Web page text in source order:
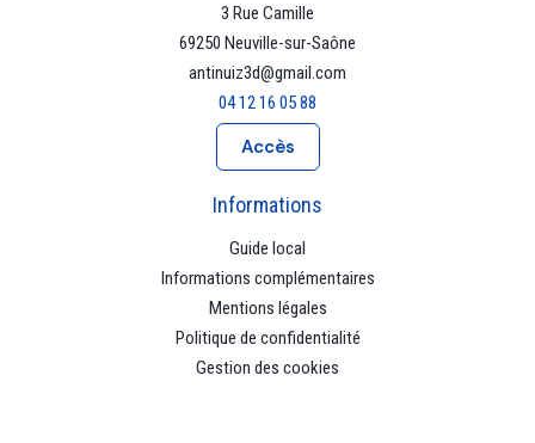
3 Rue Camille
69250 Neuville-sur-Saône
antinuiz3d@gmail.com
04 12 16 05 88
Accès
Informations
Guide local
Informations complémentaires
Mentions légales
Politique de confidentialité
Gestion des cookies